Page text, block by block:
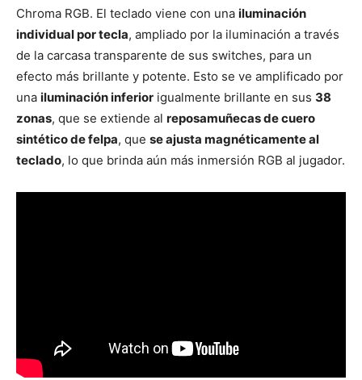
Chroma RGB. El teclado viene con una iluminación
individual por tecla, ampliado por la iluminación a través
de la carcasa transparente de sus switches, para un
efecto más brillante y potente. Esto se ve amplificado por
una iluminación inferior igualmente brillante en sus 38
zonas, que se extiende al reposamuñecas de cuero
sintético de felpa, que se ajusta magnéticamente al
teclado, lo que brinda aún más inmersión RGB al jugador.